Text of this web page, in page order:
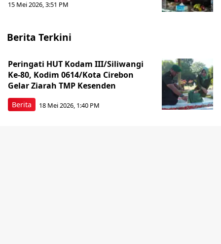
15 Mei 2026, 3:51 PM
Berita Terkini
Berita
Peringati HUT Kodam III/Siliwangi
Ke-80, Kodim 0614/Kota Cirebon
Gelar Ziarah TMP Kesenden
18 Mei 2026, 1:40 PM